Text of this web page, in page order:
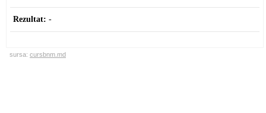
Rezultat: -
sursa: cursbnm.md